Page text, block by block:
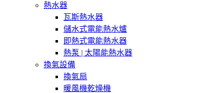
熱水器
瓦斯熱水器
儲水式電能熱水爐
即熱式電能熱水器
熱泵 | 太陽能熱水器
換氣設備
換氣扇
暖風機乾燥機